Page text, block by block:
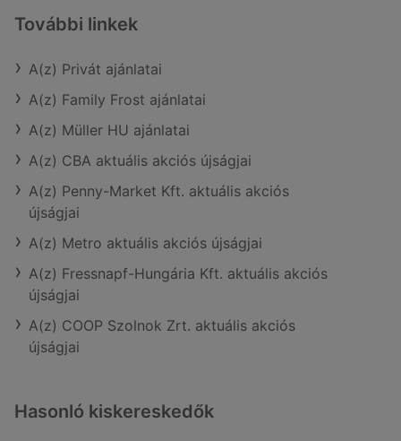
További linkek
A(z) Privát ajánlatai
A(z) Family Frost ajánlatai
A(z) Müller HU ajánlatai
A(z) CBA aktuális akciós újságjai
A(z) Penny-Market Kft. aktuális akciós
újságjai
A(z) Metro aktuális akciós újságjai
A(z) Fressnapf-Hungária Kft. aktuális akciós
újságjai
A(z) COOP Szolnok Zrt. aktuális akciós
újságjai
Hasonló kiskereskedők